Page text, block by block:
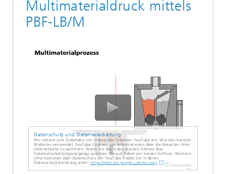
Multimaterialdruck mittels
PBF-LB/M
Datenschutz und Datenverarbeitung
Wir setzen zum Einbinden von Videos den Anbieter YouTube ein. Wie die meisten
Websites verwendet YouTube Cookies, um Informationen über die Besucher ihrer
Internetseite zu sammeln. Wenn Sie das Video starten, könnte dies
Datenverarbeitungsvorgänge auslösen. Darauf haben wir keinen Einfluss. Weitere
Informationen über Datenschutz bei YouTube finden Sie in deren
Datenschutzerklärung unter: https://policies.google.com/privacy